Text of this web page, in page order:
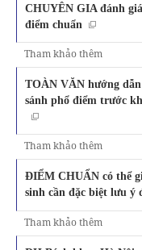
CHUYÊN GIA đánh
điểm chuẩn
Tham khảo thêm
TOÀN VĂN hướng
sánh phổ điểm trước
Tham khảo thêm
ĐIỂM CHUẨN có thể
sinh cần đặc biệt lưu ý
Tham khảo thêm